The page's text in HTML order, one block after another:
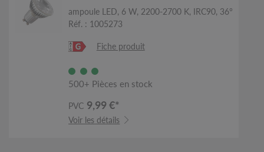
ampoule LED, 6 W, 2200-2700 K, IRC90, 36°
Réf. : 1005273
Fiche produit
500+ Pièces en stock
PVC 9,99 €*
Voir les détails